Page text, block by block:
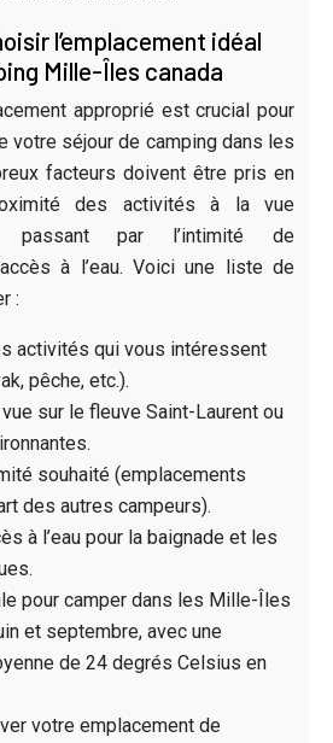
l’emplacement idéal
Mille-Îles canada
approprié est crucial pour
votre séjour de camping dans les
facteurs doivent être pris en
des activités à la vue
passant par l’intimité de
à l’eau. Voici une liste de
:
activités qui vous intéressent
pêche, etc.).
sur le fleuve Saint-Laurent ou
souhaité (emplacements
des autres campeurs).
à l’eau pour la baignade et les
pour camper dans les Mille-Îles
et septembre, avec une
de 24 degrés Celsius en
votre emplacement de